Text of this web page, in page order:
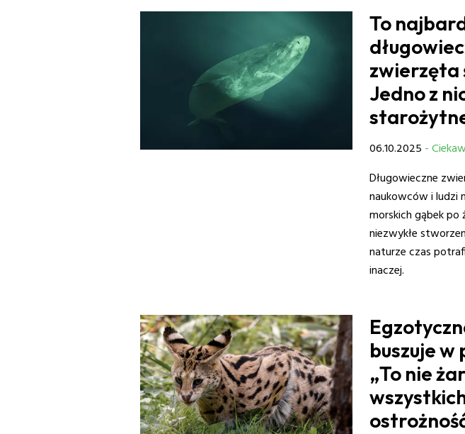
To
zwierzęta
Jedno z
06.10.2025 -
Długowieczne
naukowców i ludzi
morskich gąbek po
niezwykłe
naturze czas
inaczej.
buszuje w
„To nie